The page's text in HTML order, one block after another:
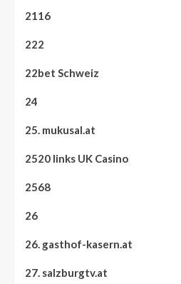
2116
222
22bet Schweiz
24
25. mukusal.at
2520 links UK Casino
2568
26
26. gasthof-kasern.at
27. salzburgtv.at